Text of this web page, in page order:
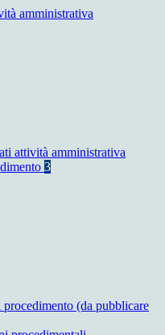
amministrativa
attività amministrativa
3
(da pubblicare